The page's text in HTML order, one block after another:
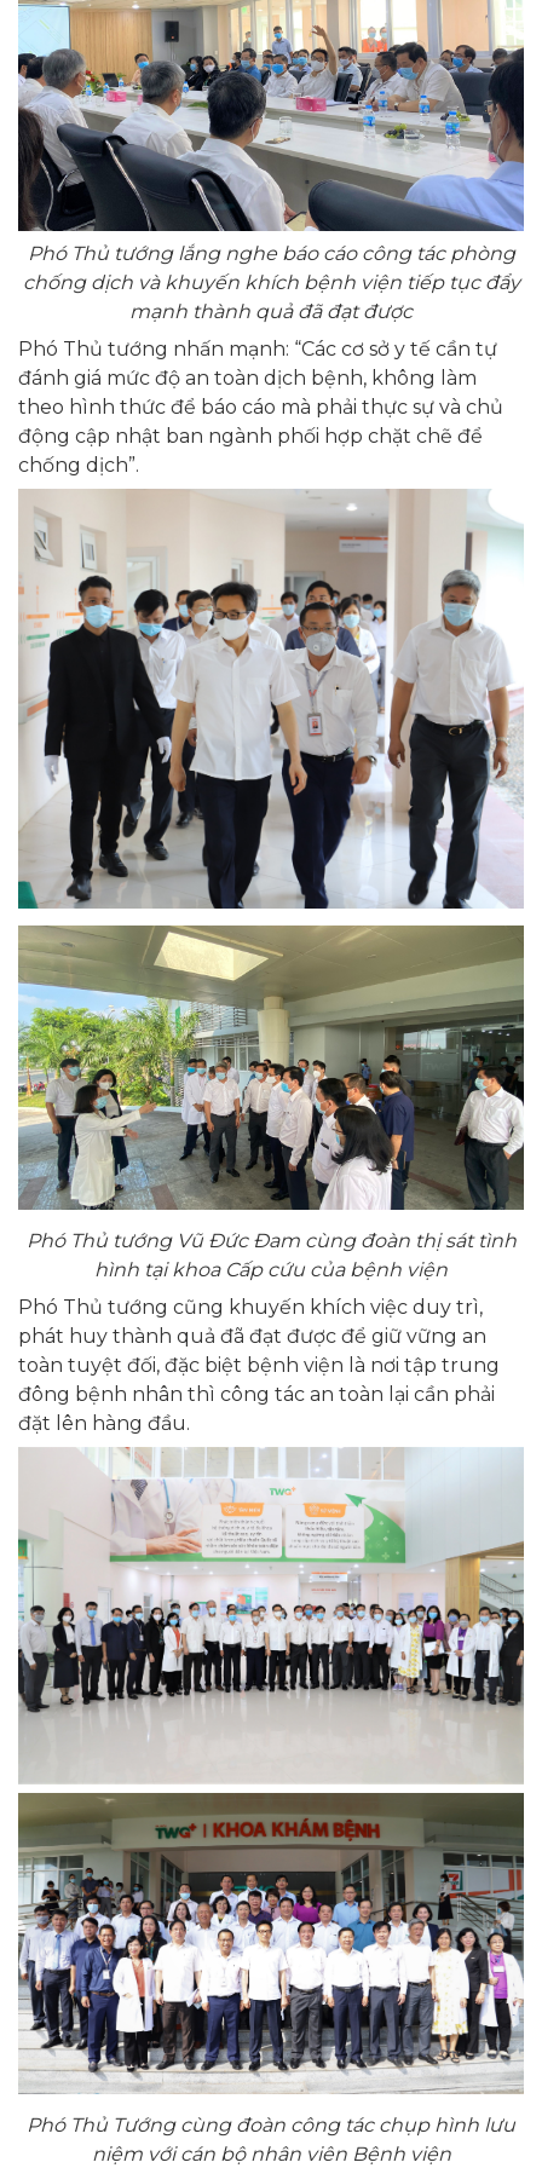
Phó Thủ tướng lắng nghe báo cáo công tác phòng
chống dịch và khuyến khích bệnh viện tiếp tục đẩy
mạnh thành quả đã đạt được
Phó Thủ tướng nhấn mạnh: “Các cơ sở y tế cần tự
đánh giá mức độ an toàn dịch bệnh, không làm
theo hình thức để báo cáo mà phải thực sự và chủ
động cập nhật ban ngành phối hợp chặt chẽ để
chống dịch”.
Phó Thủ tướng Vũ Đức Đam cùng đoàn thị sát tình
hình tại khoa Cấp cứu của bệnh viện
Phó Thủ tướng cũng khuyến khích việc duy trì,
phát huy thành quả đã đạt được để giữ vững an
toàn tuyệt đối, đặc biệt bệnh viện là nơi tập trung
đông bệnh nhân thì công tác an toàn lại cần phải
đặt lên hàng đầu.
Phó Thủ Tướng cùng đoàn công tác chụp hình lưu
niệm với cán bộ nhân viên Bệnh viện